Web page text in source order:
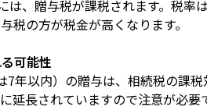
は、贈与税が課税されます。税率
税の方が税金が高くなります。
可能性
7年以内）の贈与は、相続税の課
延長されていますので注意が必要